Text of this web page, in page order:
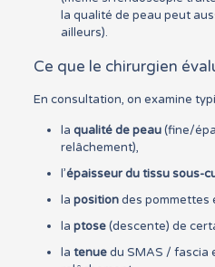
la qualité de peau peut
ailleurs).
Ce que le chirurgien
En consultation, on examine
la qualité de peau(fine/
relâchement),
l’épaisseur du tissu sous-
la positiondes pommettes
la ptose(descente) de
la tenuedu SMAS / fascia